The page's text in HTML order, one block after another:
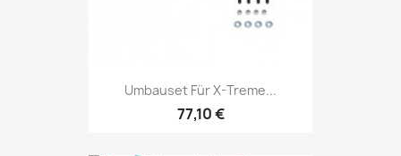
Umbauset Für X-Treme...
77,10 €